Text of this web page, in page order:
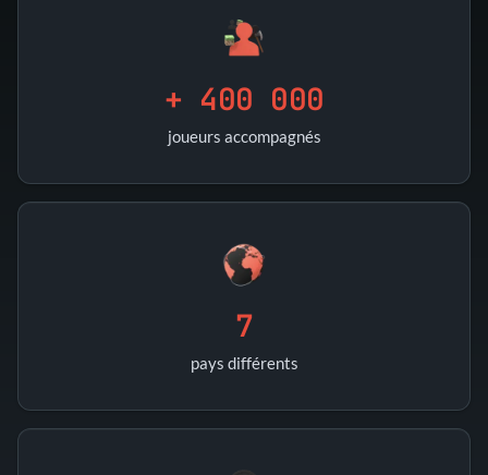
+ 400 000
joueurs accompagnés
7
pays différents